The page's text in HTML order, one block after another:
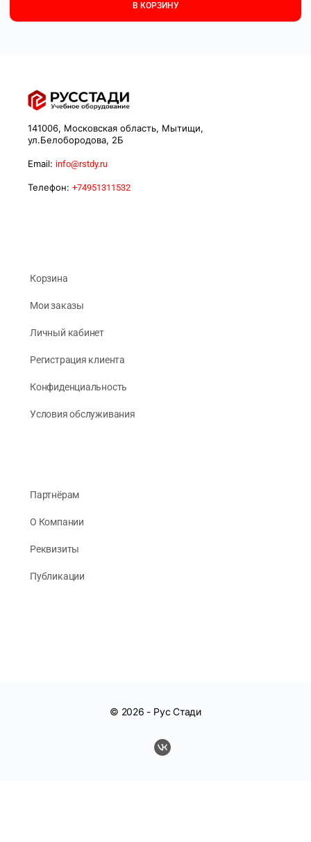
В КОРЗИНУ
141006, Московская область, Мытищи,
ул.Белобородова, 2Б
Email: info@rstdy.ru
Телефон: +74951311532
Корзина
Мои заказы
Личный кабинет
Регистрация клиента
Конфиденциальность
Условия обслуживания
Партнёрам
О Компании
Реквизиты
Публикации
© 2026 - Рус Стади